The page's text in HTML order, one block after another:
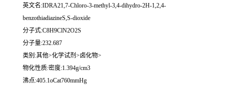
英文名:IDRA21,7-Chloro-3-methyl-3,4-dihydro-2H-1,2,4-
benzothiadiazineS,S-dioxide
分子式:C8H9ClN2O2S
分子量:232.687
类别:其他>化学试剂>卤化物>
物化性质:密度:1.394g/cm3
沸点:405.1oCat760mmHg